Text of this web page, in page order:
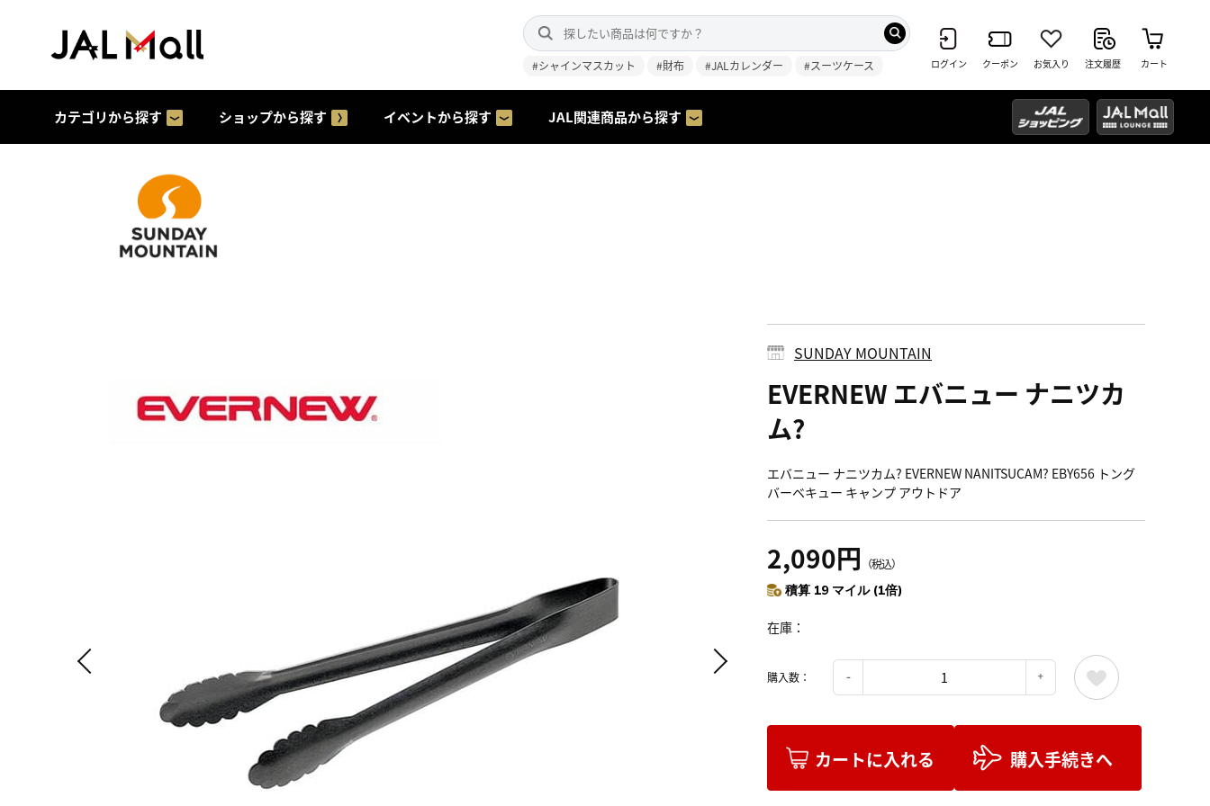
#シャインマスカット #財布 #JALカレンダー #スーツケース ログイン クーポン お気入り 注文履歴 カート
カテゴリから探す ショップから探す イベントから探す JAL関連商品から探す
SUNDAY MOUNTAIN
EVERNEW エバニュー ナニツカ
ム?
エバニュー ナニツカム? EVERNEW NANITSUCAM? EBY656 トング
バーベキュー キャンプ アウトドア
2,090円 （税込）
積算 19 マイル (1倍)
在庫
購入数：
カートに入れる 購入手続きへ